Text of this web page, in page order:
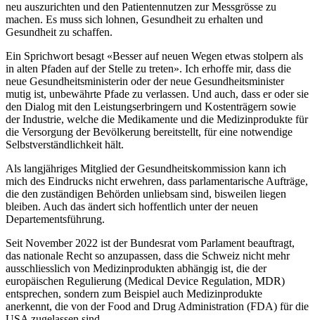
neu auszurichten und den Patientennutzen zur Messgrösse zu
machen. Es muss sich lohnen, Gesundheit zu erhalten und
Gesundheit zu schaffen.
Ein Sprichwort besagt «Besser auf neuen Wegen etwas stolpern als
in alten Pfaden auf der Stelle zu treten». Ich erhoffe mir, dass die
neue Gesundheitsministerin oder der neue Gesundheitsminister
mutig ist, unbewährte Pfade zu verlassen. Und auch, dass er oder sie
den Dialog mit den Leistungserbringern und Kostenträgern sowie
der Industrie, welche die Medikamente und die Medizinprodukte für
die Versorgung der Bevölkerung bereitstellt, für eine notwendige
Selbstverständlichkeit hält.
Als langjähriges Mitglied der Gesundheitskommission kann ich
mich des Eindrucks nicht erwehren, dass parlamentarische Aufträge,
die den zuständigen Behörden unliebsam sind, bisweilen liegen
bleiben. Auch das ändert sich hoffentlich unter der neuen
Departementsführung.
Seit November 2022 ist der Bundesrat vom Parlament beauftragt,
das nationale Recht so anzupassen, dass die Schweiz nicht mehr
ausschliesslich von Medizinprodukten abhängig ist, die der
europäischen Regulierung (Medical Device Regulation, MDR)
entsprechen, sondern zum Beispiel auch Medizinprodukte
anerkennt, die von der Food and Drug Administration (FDA) für die